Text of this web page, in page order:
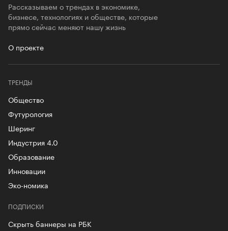
Рассказываем о трендах в экономике,
бизнесе, технологиях и обществе, которые
прямо сейчас меняют нашу жизнь
О проекте
ТРЕНДЫ
Общество
Футурология
Шеринг
Индустрия 4.0
Образование
Инновации
Эко-номика
ПОДПИСКИ
Скрыть баннеры на РБК